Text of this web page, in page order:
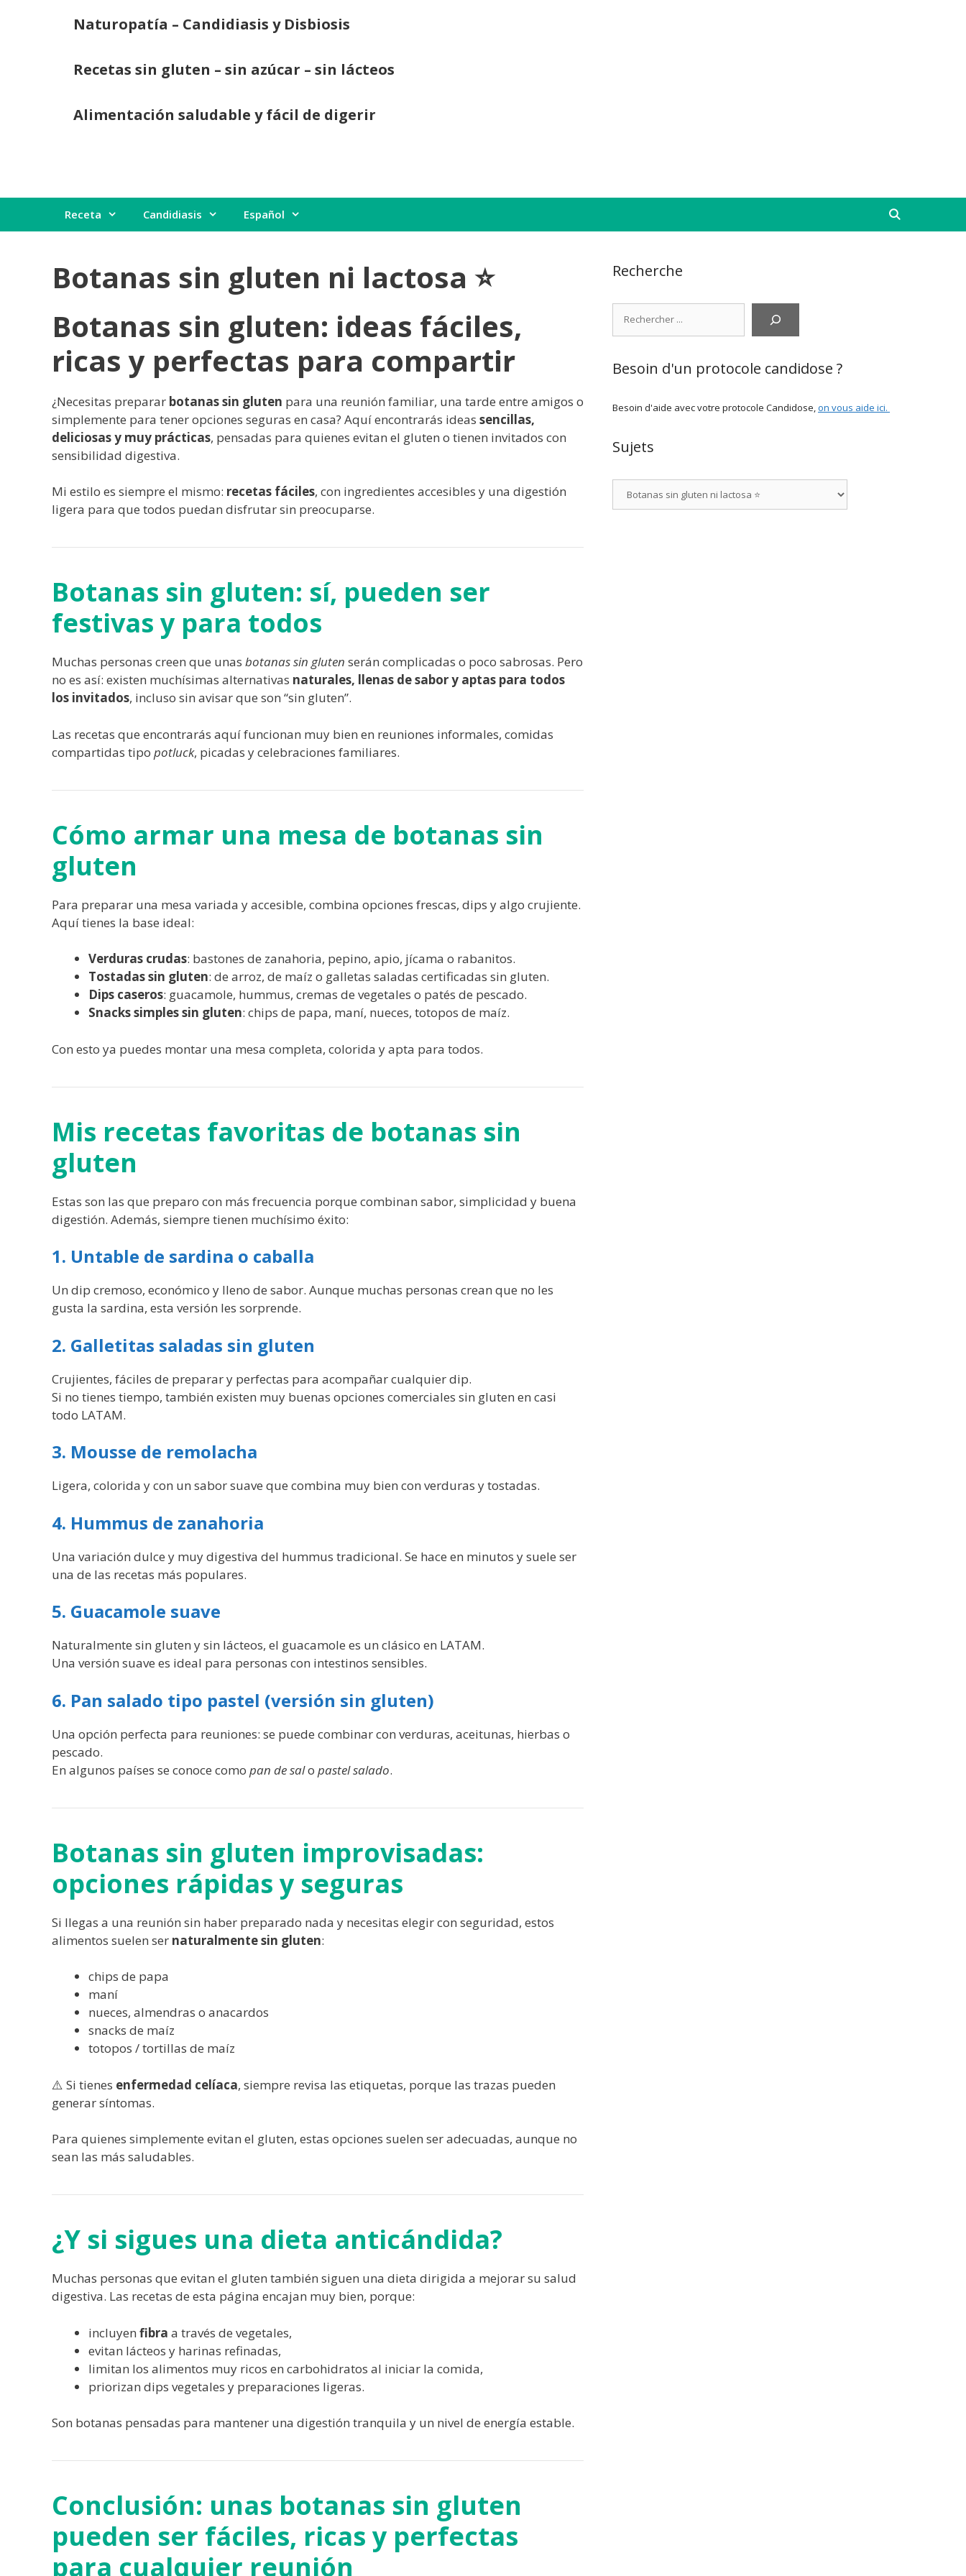
Naturopatía – Candidiasis y Disbiosis
Recetas sin gluten – sin azúcar – sin lácteos
Alimentación saludable y fácil de digerir
Receta Candidiasis Español
Botanas sin gluten ni lactosa ⭐
Botanas sin gluten: ideas fáciles,
ricas y perfectas para compartir
¿Necesitas preparar botanas sin gluten para una reunión familiar, una tarde entre amigos o
simplemente para tener opciones seguras en casa? Aquí encontrarás ideas sencillas,
deliciosas y muy prácticas, pensadas para quienes evitan el gluten o tienen invitados con
sensibilidad digestiva.
Mi estilo es siempre el mismo: recetas fáciles, con ingredientes accesibles y una digestión
ligera para que todos puedan disfrutar sin preocuparse.
Botanas sin gluten: sí, pueden ser
festivas y para todos
Muchas personas creen que unas botanas sin gluten serán complicadas o poco sabrosas. Pero
no es así: existen muchísimas alternativas naturales, llenas de sabor y aptas para todos
los invitados, incluso sin avisar que son “sin gluten”.
Las recetas que encontrarás aquí funcionan muy bien en reuniones informales, comidas
compartidas tipo potluck, picadas y celebraciones familiares.
Cómo armar una mesa de botanas sin
gluten
Para preparar una mesa variada y accesible, combina opciones frescas, dips y algo crujiente.
Aquí tienes la base ideal:
Verduras crudas: bastones de zanahoria, pepino, apio, jícama o rabanitos.
Tostadas sin gluten: de arroz, de maíz o galletas saladas certificadas sin gluten.
Dips caseros: guacamole, hummus, cremas de vegetales o patés de pescado.
Snacks simples sin gluten: chips de papa, maní, nueces, totopos de maíz.
Con esto ya puedes montar una mesa completa, colorida y apta para todos.
Mis recetas favoritas de botanas sin
gluten
Estas son las que preparo con más frecuencia porque combinan sabor, simplicidad y buena
digestión. Además, siempre tienen muchísimo éxito:
1. Untable de sardina o caballa
Un dip cremoso, económico y lleno de sabor. Aunque muchas personas crean que no les
gusta la sardina, esta versión les sorprende.
2. Galletitas saladas sin gluten
Crujientes, fáciles de preparar y perfectas para acompañar cualquier dip.
Si no tienes tiempo, también existen muy buenas opciones comerciales sin gluten en casi
todo LATAM.
3. Mousse de remolacha
Ligera, colorida y con un sabor suave que combina muy bien con verduras y tostadas.
4. Hummus de zanahoria
Una variación dulce y muy digestiva del hummus tradicional. Se hace en minutos y suele ser
una de las recetas más populares.
5. Guacamole suave
Naturalmente sin gluten y sin lácteos, el guacamole es un clásico en LATAM.
Una versión suave es ideal para personas con intestinos sensibles.
6. Pan salado tipo pastel (versión sin gluten)
Una opción perfecta para reuniones: se puede combinar con verduras, aceitunas, hierbas o
pescado.
En algunos países se conoce como pan de salo pastel salado.
Botanas sin gluten improvisadas:
opciones rápidas y seguras
Si llegas a una reunión sin haber preparado nada y necesitas elegir con seguridad, estos
alimentos suelen ser naturalmente sin gluten:
chips de papa
maní
nueces, almendras o anacardos
snacks de maíz
totopos / tortillas de maíz
⚠️ Si tienes enfermedad celíaca, siempre revisa las etiquetas, porque las trazas pueden
generar síntomas.
Para quienes simplemente evitan el gluten, estas opciones suelen ser adecuadas, aunque no
sean las más saludables.
¿Y si sigues una dieta anticándida?
Muchas personas que evitan el gluten también siguen una dieta dirigida a mejorar su salud
digestiva. Las recetas de esta página encajan muy bien, porque:
incluyen fibra a través de vegetales,
evitan lácteos y harinas refinadas,
limitan los alimentos muy ricos en carbohidratos al iniciar la comida,
priorizan dips vegetales y preparaciones ligeras.
Son botanas pensadas para mantener una digestión tranquila y un nivel de energía estable.
Conclusión: unas botanas sin gluten
pueden ser fáciles, ricas y perfectas
para cualquier reunión
Recherche
Besoin d'un protocole candidose ?
Besoin d'aide avec votre protocole Candidose, on vous aide ici.
Sujets